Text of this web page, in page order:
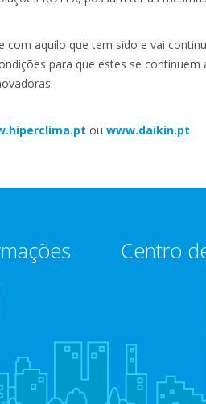
com aquilo que tem sido e vai
para que estes se
ou www.daikin.pt
Centro